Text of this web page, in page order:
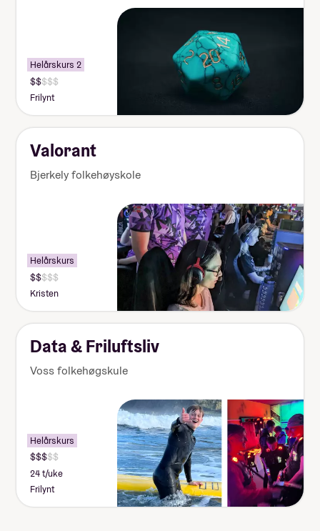
Helårskurs 2
Frilynt
Valorant
Bjerkely folkehøyskole
Helårskurs
Kristen
Data & Friluftsliv
Voss folkehøgskule
Helårskurs
24 t/uke
Frilynt